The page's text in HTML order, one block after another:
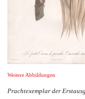
Weitere Abbildungen
Prachtexemplar der